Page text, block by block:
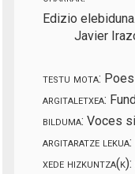
Edizio
Javier
testu mota:
argitaletxea:
bilduma: Voces
argitaratze lekua:
xede hizkuntza(k):